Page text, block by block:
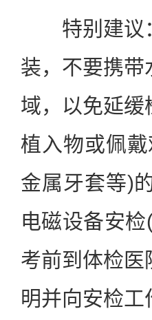
特别建议：
装，不要携带
域，以免延缓
植入物或佩
金属牙套等)
电磁设备安
考前到体检医
明并向安检工